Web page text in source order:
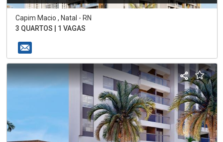
Capim Macio , Natal - RN
3 QUARTOS | 1 VAGAS